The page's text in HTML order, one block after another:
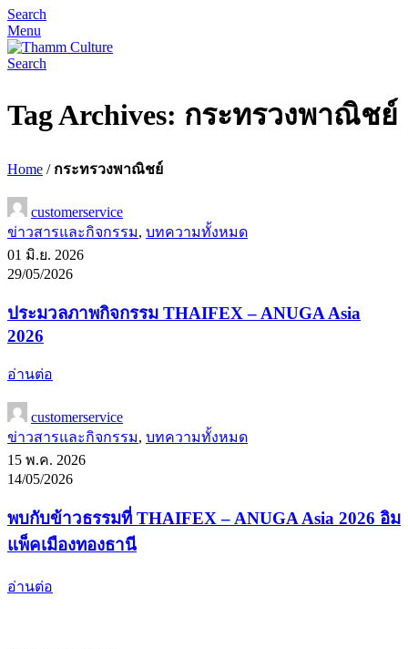
Search
Menu
Search
Tag Archives: กระทรวงพาณิชย์
Home / กระทรวงพาณิชย์
customerservice
ข่าวสารและกิจกรรม, บทความทั้งหมด
01 มิ.ย. 2026
29/05/2026
ประมวลภาพกิจกรรม THAIFEX – ANUGA Asia
2026
อ่านต่อ
customerservice
ข่าวสารและกิจกรรม, บทความทั้งหมด
15 พ.ค. 2026
14/05/2026
พบกับข้าวธรรมที่ THAIFEX – ANUGA Asia 2026 อิม
แพ็คเมืองทองธานี
อ่านต่อ